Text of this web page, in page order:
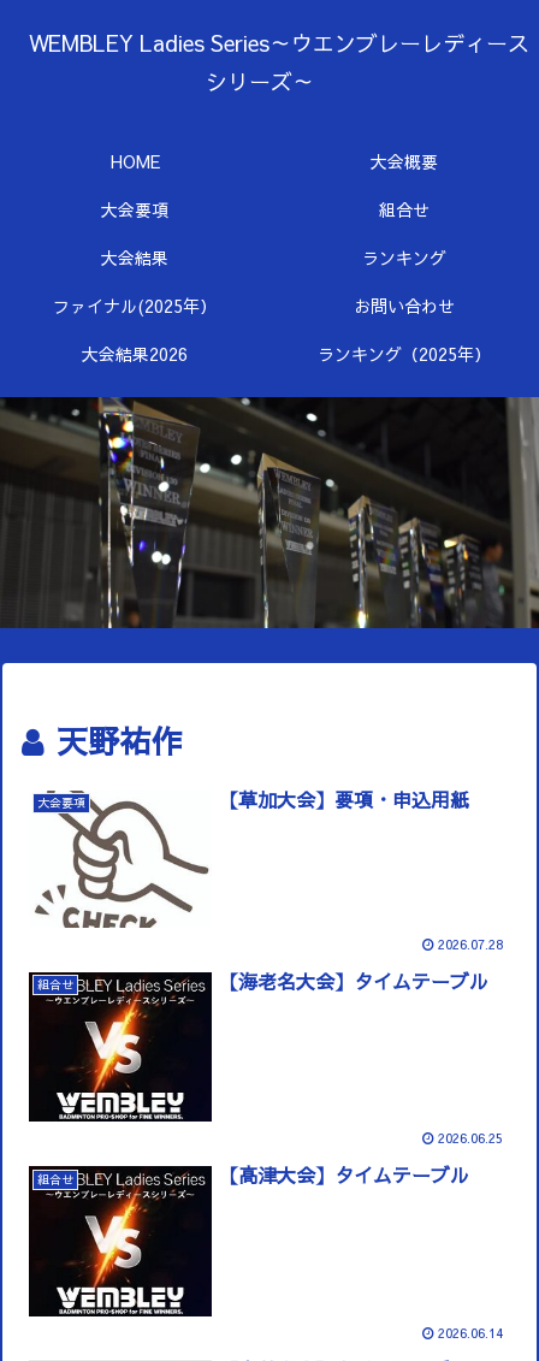
WEMBLEY Ladies Series～ウエンブレーレディース
シリーズ～
HOME
大会概要
大会要項
組合せ
大会結果
ランキング
ファイナル(2025年）
お問い合わせ
大会結果2026
ランキング（2025年）
天野祐作
大会要項 【草加大会】要項・申込用紙
2026.07.28
組合せ 【海老名大会】タイムテーブル
2026.06.25
組合せ 【高津大会】タイムテーブル
2026.06.14